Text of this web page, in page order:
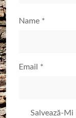
Name *
Email *
Salvează-Mi